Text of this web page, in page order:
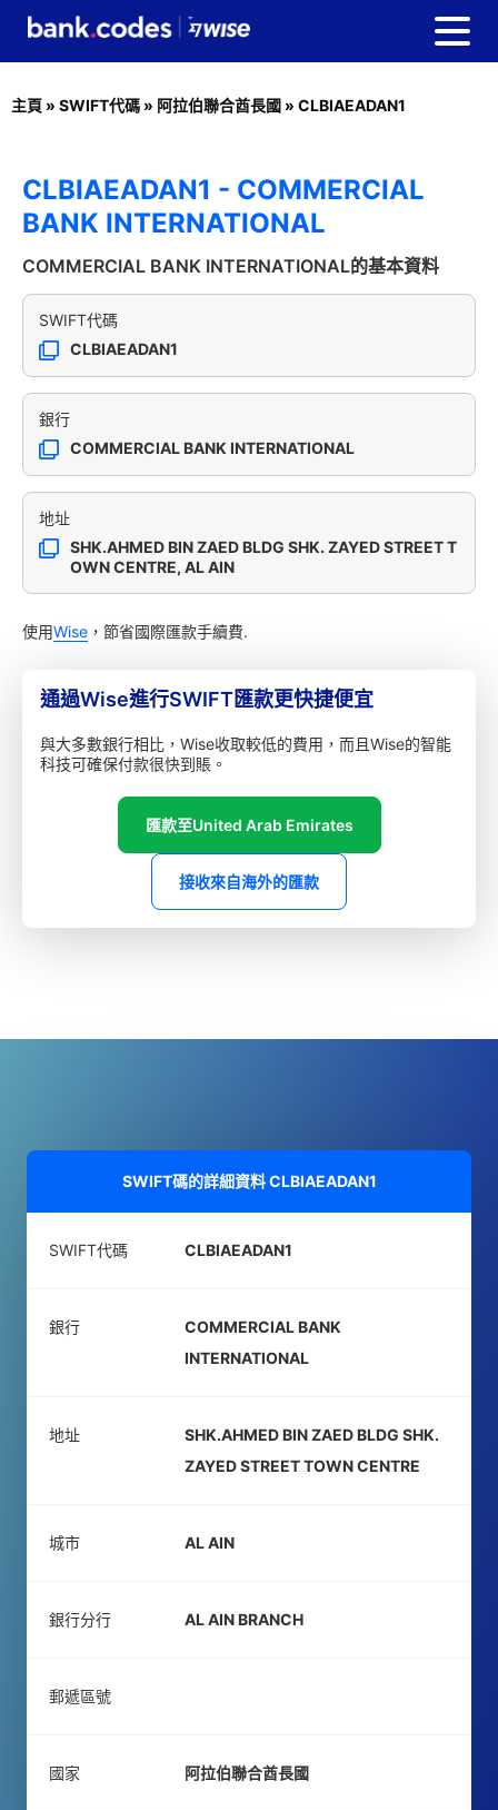
主頁 » SWIFT代碼 » 阿拉伯聯合酋長國 » CLBIAEADAN1
CLBIAEADAN1 - COMMERCIAL
BANK INTERNATIONAL
COMMERCIAL BANK INTERNATIONAL的基本資料
SWIFT代碼
CLBIAEADAN1
銀行
COMMERCIAL BANK INTERNATIONAL
地址
SHK.AHMED BIN ZAED BLDG SHK. ZAYED STREET T
OWN CENTRE, AL AIN
使用Wise ，節省國際匯款手續費.
通過Wise進行SWIFT匯款更快捷便宜
與大多數銀行相比，Wise收取較低的費用，而且Wise的智能
科技可確保付款很快到賬。
匯款至United Arab Emirates
接收來自海外的匯款
SWIFT碼的詳細資料CLBIAEADAN1
SWIFT代碼 CLBIAEADAN1
銀行
COMMERCIAL BANK
INTERNATIONAL
地址
SHK.AHMED BIN ZAED BLDG SHK.
ZAYED STREET TOWN CENTRE
城市 AL AIN
銀行分行 AL AIN BRANCH
郵遞區號
國家 阿拉伯聯合酋長國